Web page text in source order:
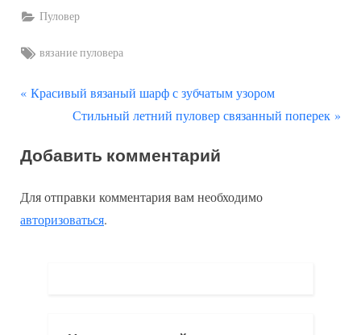
Пуловер
Tags:
вязание пуловера
Навигация
записям
П
д
д
у
Красивый вязаный шарф с зубчатым узором
С
е
у
ю
Стильный летний пуловер связанный поперек
Добавить комментарий
Для отправки комментария вам необходимо
авторизоваться.